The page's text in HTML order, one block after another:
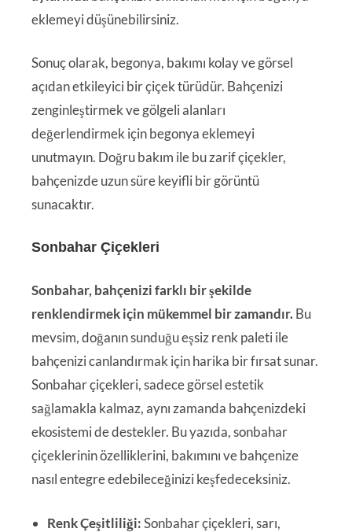
eklemeyi düşünebilirsiniz.
Sonuç olarak, begonya, bakımı kolay ve görsel
açıdan etkileyici bir çiçek türüdür. Bahçenizi
zenginleştirmek ve gölgeli alanları
değerlendirmek için begonya eklemeyi
unutmayın. Doğru bakım ile bu zarif çiçekler,
bahçenizde uzun süre keyifli bir görüntü
sunacaktır.
Sonbahar Çiçekleri
Sonbahar, bahçenizi farklı bir şekilde
renklendirmek için mükemmel bir zamandır.Bu
mevsim, doğanın sunduğu eşsiz renk paleti ile
bahçenizi canlandırmak için harika bir fırsat sunar.
Sonbahar çiçekleri, sadece görsel estetik
sağlamakla kalmaz, aynı zamanda bahçenizdeki
ekosistemi de destekler. Bu yazıda, sonbahar
çiçeklerinin özelliklerini, bakımını ve bahçenize
nasıl entegre edebileceğinizi keşfedeceksiniz.
Renk Çeşitliliği:Sonbahar çiçekleri, sarı,